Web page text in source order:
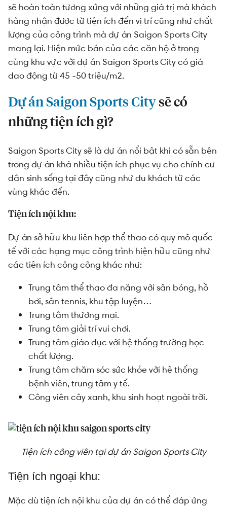
sẽ hoàn toàn tương xứng với những giá trị mà khách
hàng nhận được từ tiện ích đến vị trí cũng như chất
lượng của công trình mà dự án Saigon Sports City
mang lại. Hiện mức bán của các căn hộ ở trong
cùng khu vực với dự án Saigon Sports City có giá
dao động từ 45 -50 triệu/m2.
Dự án Saigon Sports City sẽ có
những tiện ích gì?
Saigon Sports City sẽ là dự án nổi bật khi có sẵn bên
trong dự án khá nhiều tiện ích phục vụ cho chính cư
dân sinh sống tại đây cũng như du khách từ các
vùng khác đến.
Tiện ích nội khu:
Dự án sở hữu khu liên hợp thể thao có quy mô quốc
tế với các hạng mục công trình hiện hữu cũng như
các tiện ích công cộng khác như:
Trung tâm thể thao đa năng với sân bóng, hồ
bơi, sân tennis, khu tập luyện…
Trung tâm thương mại.
Trung tâm giải trí vui chơi.
Trung tâm giáo dục với hệ thống trường học
chất lượng.
Trung tâm chăm sóc sức khỏe với hệ thống
bệnh viên, trung tâm y tế.
Công viên cây xanh, khu sinh hoạt ngoài trời.
Tiện ích công viên tại dự án Saigon Sports City
Tiện ích ngoại khu:
Mặc dù tiện ích nội khu của dự án có thể đáp ứng